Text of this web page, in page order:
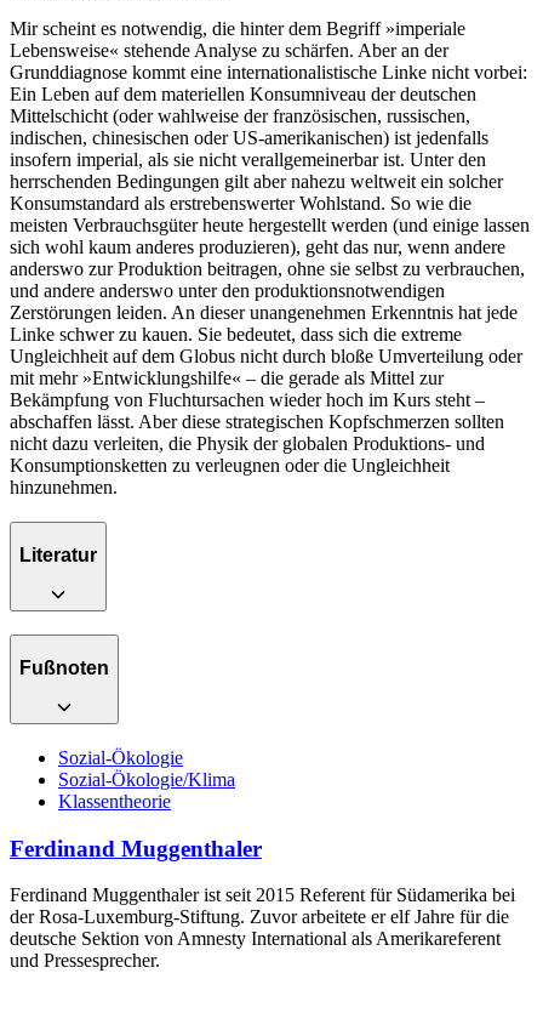
Mir scheint es notwendig, die hinter dem Begriff »imperiale
Lebensweise« stehende Analyse zu schärfen. Aber an der
Grunddiagnose kommt eine internationalistische Linke nicht vorbei:
Ein Leben auf dem materiellen Konsumniveau der deutschen
Mittelschicht (oder wahlweise der französischen, russischen,
indischen, chinesischen oder US-amerikanischen) ist jedenfalls
insofern imperial, als sie nicht verallgemeinerbar ist. Unter den
herrschenden Bedingungen gilt aber nahezu weltweit ein solcher
Konsumstandard als erstrebenswerter Wohlstand. So wie die
meisten Verbrauchsgüter heute hergestellt werden (und einige lassen
sich wohl kaum anderes produzieren), geht das nur, wenn andere
anderswo zur Produktion beitragen, ohne sie selbst zu verbrauchen,
und andere anderswo unter den produktionsnotwendigen
Zerstörungen leiden. An dieser unangenehmen Erkenntnis hat jede
Linke schwer zu kauen. Sie bedeutet, dass sich die extreme
Ungleichheit auf dem Globus nicht durch bloße Umverteilung oder
mit mehr »Entwicklungshilfe« – die gerade als Mittel zur
Bekämpfung von Fluchtursachen wieder hoch im Kurs steht –
abschaffen lässt. Aber diese strategischen Kopfschmerzen sollten
nicht dazu verleiten, die Physik der globalen Produktions- und
Konsumptionsketten zu verleugnen oder die Ungleichheit
hinzunehmen.
Literatur
Fußnoten
Sozial-Ökologie
Sozial-Ökologie/Klima
Klassentheorie
Ferdinand Muggenthaler
Ferdinand Muggenthaler ist seit 2015 Referent für Südamerika bei
der Rosa-Luxemburg-Stiftung. Zuvor arbeitete er elf Jahre für die
deutsche Sektion von Amnesty International als Amerikareferent
und Pressesprecher.